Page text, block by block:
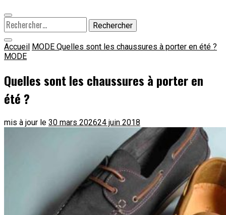
Rechercher :
Accueil MODE Quelles sont les chaussures à porter en été ?
MODE
Quelles sont les chaussures à porter en
été ?
mis à jour le 30 mars 202624 juin 2018